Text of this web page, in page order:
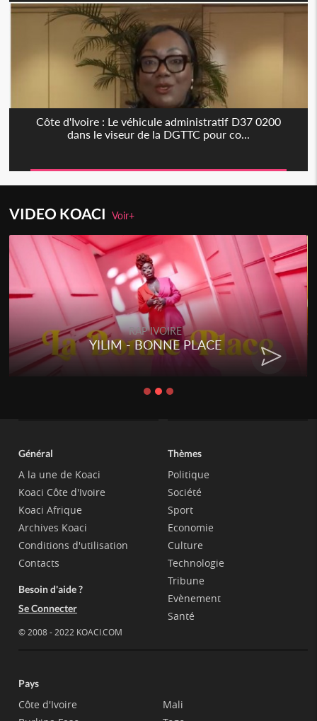
Côte d'Ivoire : Le véhicule administratif D37 0200
dans le viseur de la DGTTC pour co...
VIDEO KOACIVoir+
RAP IVOIRE
YILIM - BONNE PLACE
Général
A la une de Koaci
Koaci Côte d'Ivoire
Koaci Afrique
Archives Koaci
Conditions d'utilisation
Contacts
Besoin d'aide ?
Se Connecter
© 2008 - 2022 KOACI.COM
Thèmes
Politique
Société
Sport
Economie
Culture
Technologie
Tribune
Evènement
Santé
Pays
Côte d'Ivoire
Mali